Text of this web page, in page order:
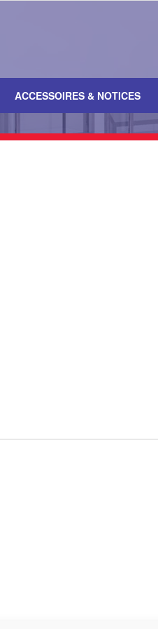
ACCESSOIRES & NOTICES